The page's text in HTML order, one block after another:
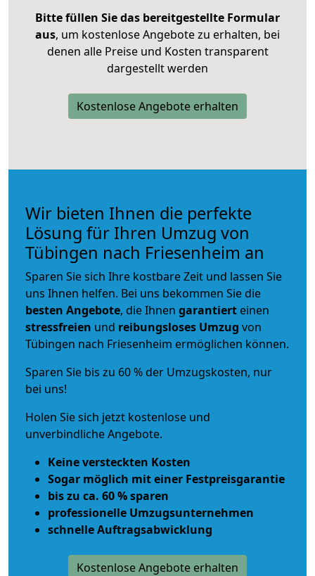
Bitte füllen Sie das bereitgestellte Formular
aus, um kostenlose Angebote zu erhalten, bei
denen alle Preise und Kosten transparent
dargestellt werden
Kostenlose Angebote erhalten
Wir bieten Ihnen die perfekte
Lösung für Ihren Umzug von
Tübingen nach Friesenheim an
Sparen Sie sich Ihre kostbare Zeit und lassen Sie
uns Ihnen helfen. Bei uns bekommen Sie die
besten Angebote, die Ihnen garantiert einen
stressfreien und reibungsloses Umzug von
Tübingen nach Friesenheim ermöglichen können.
Sparen Sie bis zu 60 % der Umzugskosten, nur
bei uns!
Holen Sie sich jetzt kostenlose und
unverbindliche Angebote.
Keine versteckten Kosten
Sogar möglich mit einer Festpreisgarantie
bis zu ca. 60 % sparen
professionelle Umzugsunternehmen
schnelle Auftragsabwicklung
Kostenlose Angebote erhalten